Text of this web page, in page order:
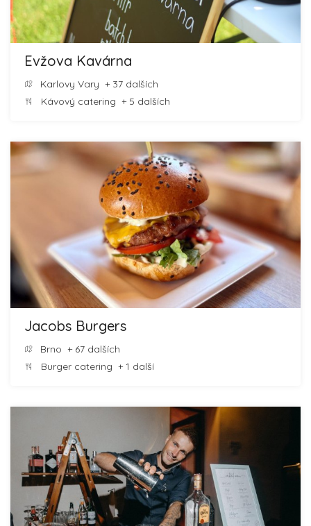
Evžova Kavárna
Karlovy Vary + 37 dalších
Kávový catering + 5 dalších
Jacobs Burgers
Brno + 67 dalších
Burger catering + 1 další